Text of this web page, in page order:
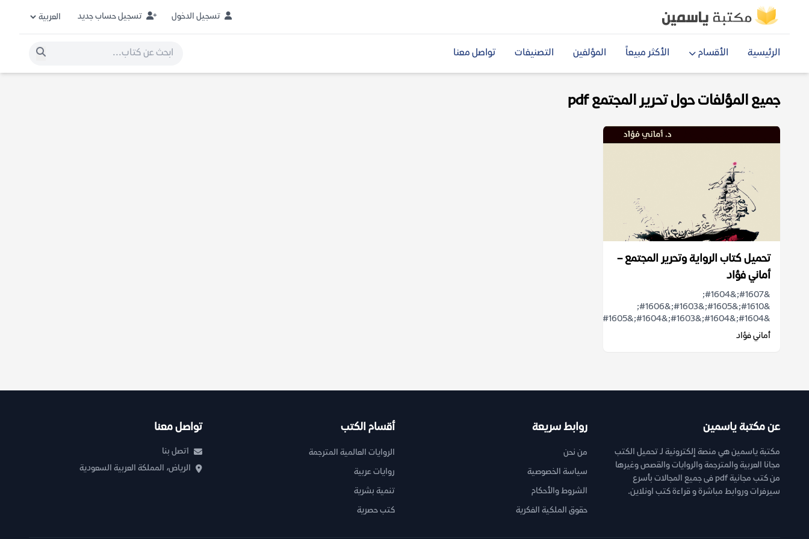
تسجيل الدخول تسجيل حساب جديد
الرئيسية الأقسام الأكثر مبيعاً المؤلفين التصنيفات تواصل معنا
جميع المؤلفات حول تحرير المجتمع pdf
تحميل كتاب الرواية وتحرير المجتمع –
أماني فؤاد
&#1607;&#1604;
&#1610;&#1605;&#1603;&#1606;
&#1604;&#1604;&#1603;&#1604;&#1605;&...
أماني فؤاد
عن مكتبة ياسمين
مكتبة ياسمين هي منصة إلكترونية لـ تحميل الكتب
مجانا العربية والمترجمة والروايات والقصص وغيرها
من كتب مجانية pdf فى جميع المجالات بأسرع
سيرفرات وروابط مباشرة و قراءة كتب اونلاين.
روابط سريعة
من نحن
سياسة الخصوصية
الشروط والأحكام
حقوق الملكية الفكرية
أقسام الكتب
الروايات العالمية المترجمة
روايات عربية
تنمية بشرية
كتب حصرية
تواصل معنا
اتصل بنا
الرياض، المملكة العربية السعودية